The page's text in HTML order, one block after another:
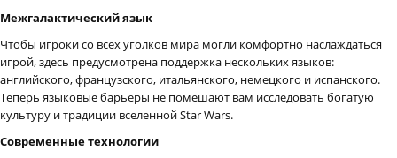
Межгалактический язык
Чтобы игроки со всех уголков мира могли комфортно наслаждаться
игрой, здесь предусмотрена поддержка нескольких языков:
английского, французского, итальянского, немецкого и испанского.
Теперь языковые барьеры не помешают вам исследовать богатую
культуру и традиции вселенной Star Wars.
Современные технологии